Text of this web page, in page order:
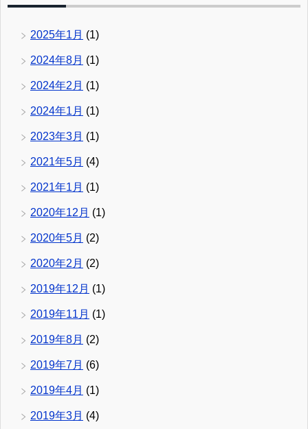
2025年1月 (1)
2024年8月 (1)
2024年2月 (1)
2024年1月 (1)
2023年3月 (1)
2021年5月 (4)
2021年1月 (1)
2020年12月 (1)
2020年5月 (2)
2020年2月 (2)
2019年12月 (1)
2019年11月 (1)
2019年8月 (2)
2019年7月 (6)
2019年4月 (1)
2019年3月 (4)